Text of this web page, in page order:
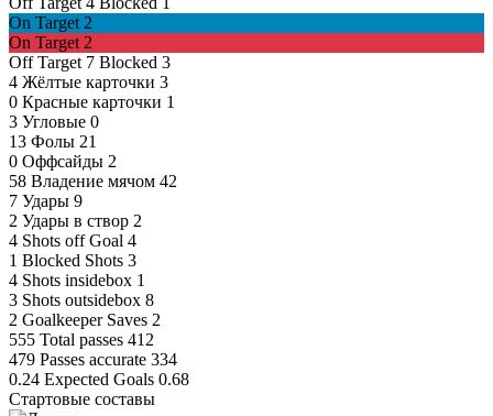
On Target 2
On Target 2
Off Target 7 Blocked 3
4 Жёлтые карточки 3
0 Красные карточки 1
3 Угловые 0
13 Фолы 21
0 Оффсайды 2
58 Владение мячом 42
7 Удары 9
2 Удары в створ 2
4 Shots off Goal 4
1 Blocked Shots 3
4 Shots insidebox 1
3 Shots outsidebox 8
2 Goalkeeper Saves 2
555 Total passes 412
479 Passes accurate 334
0.24 Expected Goals 0.68
Стартовые составы